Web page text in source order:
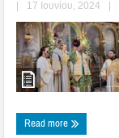
| 17 Ιουνίου, 2024 |
Read more